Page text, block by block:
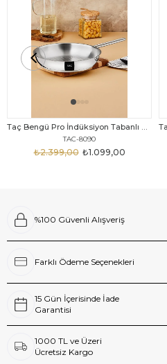
TAC-8090
₺1.099,00
₺2.399,00
%100 Güvenli Alışveriş
Farklı Ödeme Seçenekleri
15 Gün İçerisinde İade
Garantisi
1000 TL ve Üzeri
Ücretsiz Kargo